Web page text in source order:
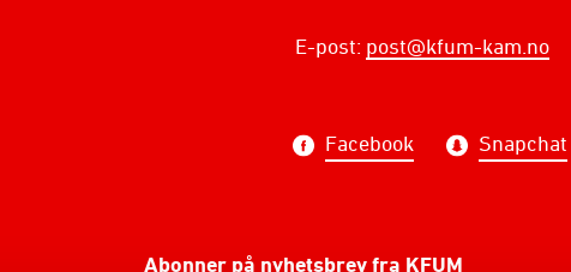
E-post: post@kfum-kam.no
Facebook Snapchat
Abonner på nyhetsbrev fra KFUM